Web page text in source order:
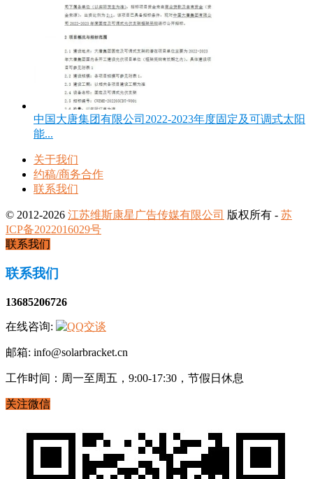
中国大唐集团有限公司2022-2023年度固定及可调式太阳
能...
关于我们
约稿/商务合作
联系我们
© 2012-2026 江苏维斯康星广告传媒有限公司 版权所有 - 苏
ICP备2022016029号
联系我们
联系我们
13685206726
在线咨询:
邮箱: info@solarbracket.cn
工作时间：周一至周五，9:00-17:30，节假日休息
关注微信